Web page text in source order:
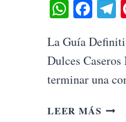
La Guía
Dulces
terminar una
LEER MÁS LA